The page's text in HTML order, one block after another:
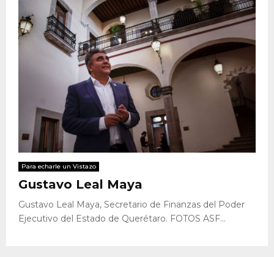
Para echarle un Vistazo
Gustavo Leal Maya
Gustavo Leal Maya, Secretario de Finanzas del Poder
Ejecutivo del Estado de Querétaro. FOTOS ASF...